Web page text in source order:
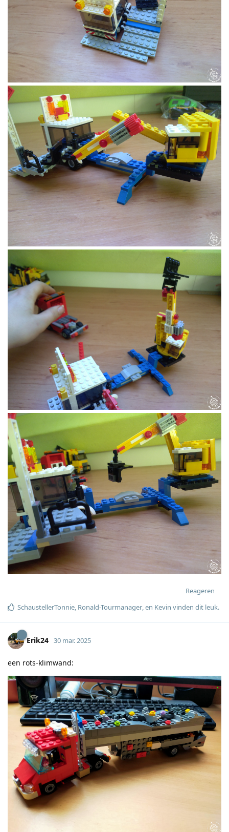
Reageren
SchaustellerTonnie, Ronald-Tourmanager, en Kevin vinden dit leuk.
Erik24 30 mar. 2025
een rots-klimwand: